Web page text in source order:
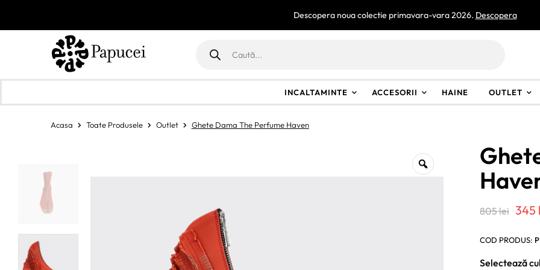
Descopera noua colectie primavara-vara 2026. Descopera
search
INCALTAMINTE ACCESORII HAINE OUTLET
Acasa Toate Produsele Outlet Ghete Dama The Perfume Haven
805lei 345
COD PRODUS:
Selectează